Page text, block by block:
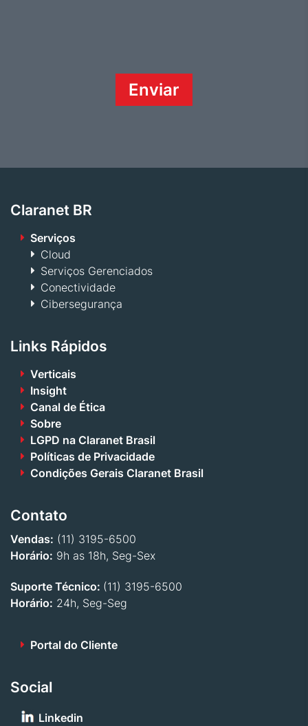
Claranet BR
Serviços
Cloud
Serviços Gerenciados
Conectividade
Cibersegurança
Links Rápidos
Verticais
Insight
Canal de Ética
Sobre
LGPD na Claranet Brasil
Políticas de Privacidade
Condições Gerais Claranet Brasil
Contato
Vendas: (11) 3195-6500
Horário: 9h as 18h, Seg-Sex
Suporte Técnico: (11) 3195-6500
Horário: 24h, Seg-Seg
Portal do Cliente
Social
Linkedin